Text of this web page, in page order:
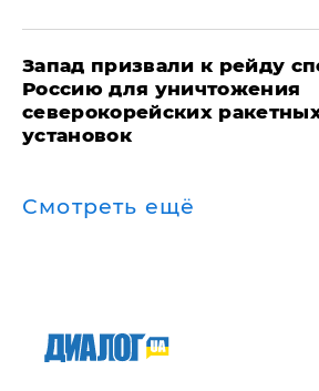
Запад призвали к рейду
Россию для уничтожения
северокорейских
установок
Смотреть ещё